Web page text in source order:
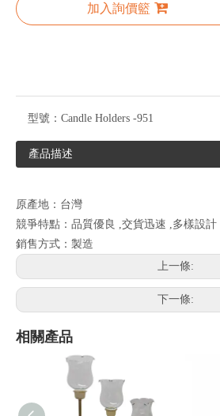
加入詢價籃
型號： Candle Holders -951
產品描述
原產地：台灣
競爭特點：品質優良 ,交貨迅速 ,多樣設
銷售方式：製造
上一條:
下一條:
相關產品